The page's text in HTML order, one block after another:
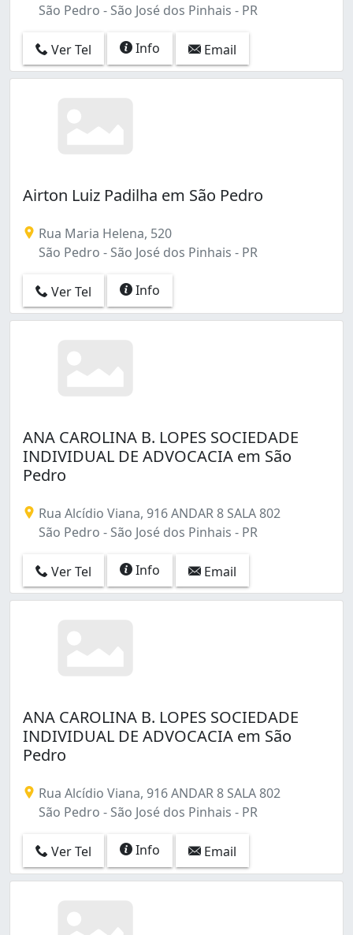
São Pedro - São José dos Pinhais - PR
Ver Tel Info Email
Airton Luiz Padilha em São Pedro
Rua Maria Helena, 520
São Pedro - São José dos Pinhais - PR
Ver Tel Info
ANA CAROLINA B. LOPES SOCIEDADE
INDIVIDUAL DE ADVOCACIA em São
Pedro
Rua Alcídio Viana, 916 ANDAR 8 SALA 802
São Pedro - São José dos Pinhais - PR
Ver Tel Info Email
ANA CAROLINA B. LOPES SOCIEDADE
INDIVIDUAL DE ADVOCACIA em São
Pedro
Rua Alcídio Viana, 916 ANDAR 8 SALA 802
São Pedro - São José dos Pinhais - PR
Ver Tel Info Email